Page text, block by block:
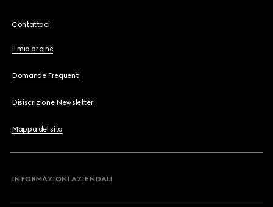
Contattaci
Il mio ordine
Domande Frequenti
Disiscrizione Newsletter
Mappa del sito
INFORMAZIONI AZIENDALI